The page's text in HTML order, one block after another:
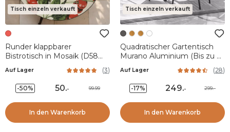
Tisch einzeln verkauft
Runder klappbarer
Bistrotisch in Mosaik (D58
Auf Lager (3)
-50% 50.- 99.99
In den Warenkorb
Tisch einzeln verkauft
Quadratischer Gartentisch
Murano Aluminium (Bis zu 4
Auf Lager (28)
-17% 249.- 299.-
In den Warenkorb